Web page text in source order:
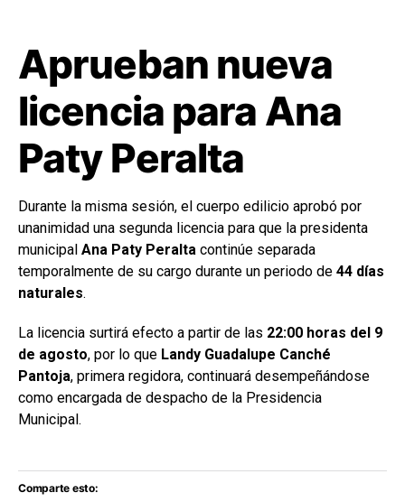
Aprueban nueva
licencia para Ana
Paty Peralta
Durante la misma sesión, el cuerpo edilicio aprobó por
unanimidad una segunda licencia para que la presidenta
municipal Ana Paty Peralta continúe separada
temporalmente de su cargo durante un periodo de 44 días
naturales.
La licencia surtirá efecto a partir de las 22:00 horas del 9
de agosto, por lo que Landy Guadalupe Canché
Pantoja, primera regidora, continuará desempeñándose
como encargada de despacho de la Presidencia
Municipal.
Comparte esto: